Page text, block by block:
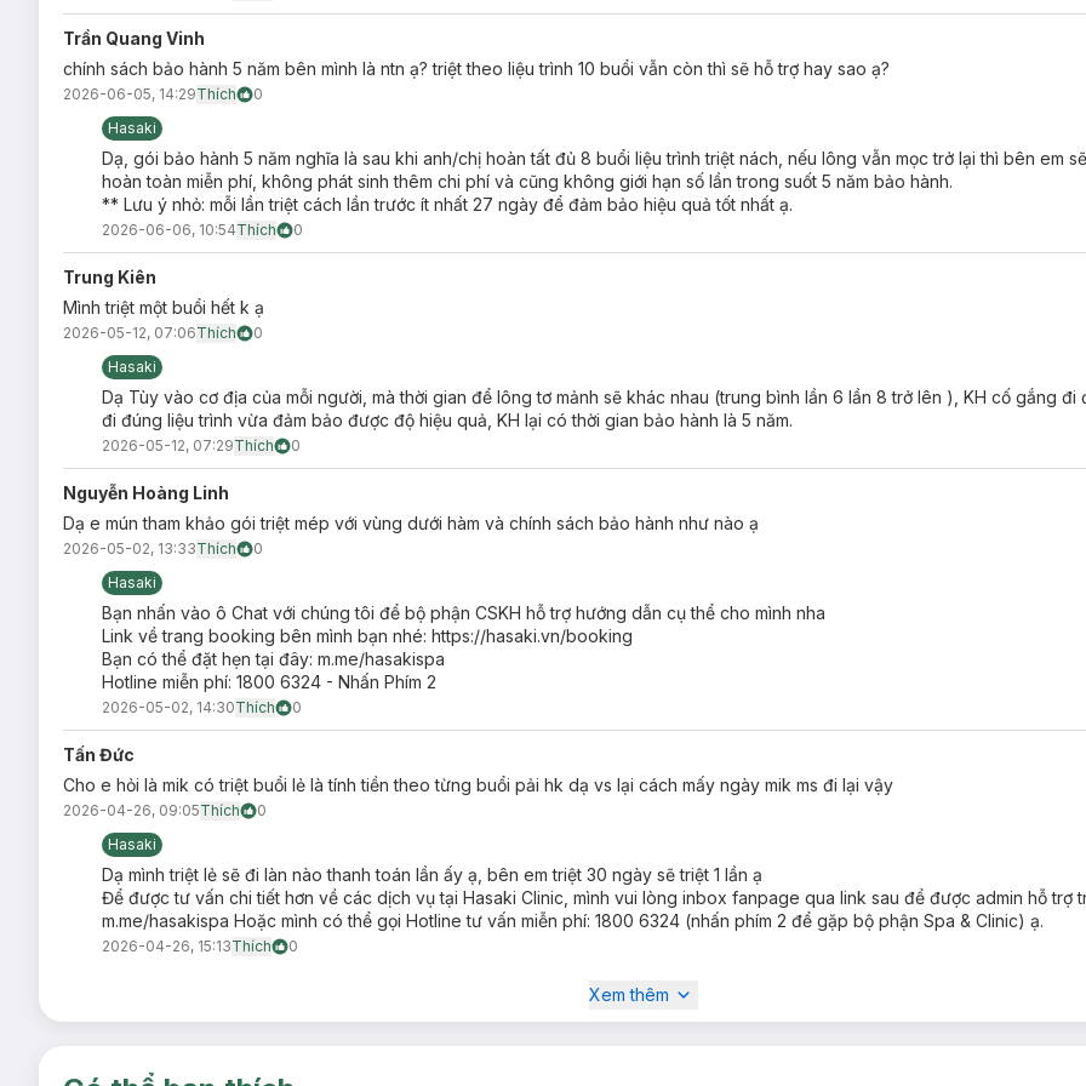
Những trường hợp được khuyên nên sử dụng dịch vụ Triệt Lông Diode Laser:
Những khách hàng nam có lông mọc nhiều ở các bộ phận trên cơ thể như: ria mép, cằm, râu quai nón, nách, cánh tay,
mỹ.
Đã sử dụng nhiều biện pháp loại bỏ lông như: wax, cạo, nhổ,... nhưng không mang lại hiệu quả và khiến nang lông trở nên
hơn.
Đấng mày râu muốn trở nên gọn gàng và chỉn chu hơn trong mắt người đối diện.
Công nghệ Diode Laser là gì?
Diode Laser là công nghệtriệt lônghiện đại và tiên tiến nhất hiện nay.Công nghệ này đã được tổ chức FDA Hoa Kỳ kiểm
dụng phổ biến trên thị trường. Quý khách hàng hoàn toàn có thể yên tâm về độ an toàn và hiệu quả của công nghệ này. Diode
chùm ánh sáng đơn sắc màu đỏ có bước sóng ổn định 808nm cho trị liệu triệt lông. Cùng với đó là công nghệ bán dẫn nhiệt lạnh,
Diode Laser phát ra ánh sáng dịu, không gây chói mắt, ánh sáng sẽ phát ra liên tục và đồng đều không ngắt quãng để đem lại hiệu
Về hiệu quả được chứng thực bởi rất nhiều chị em phụ nữ thìTriệt lông với Công Nghệ Diode Laser tại Hasaki Clinic
đầu tiên, bạn sẽ cảm nhận được lượng lông mọc lại giảm đi đáng kể và không bị cứng như khi nhổ hay cạo. Năng lượng của Diode
vào sâu bên trong các lớp da khiến chân lông bị triệt tiêu hoàn toàn.
Sau liệu trình triệt lông tại Hasaki Clinic, bạn sẽ thấy lỗ chân lông được se khít, không còn nang lông, độ đàn hồi của da cũng được
năng kích thích sản sinh collagen và elastin tự nhiên của Diode Laser. Nhờ vậy mà các mô liên kết trở nên chắc chắn hơn, giúp
Trần Quang Vinh
chính sách bảo hành 5 năm bên mình là ntn ạ? triệt theo liệu trình 10 buổi vẫn còn thì sẽ hỗ trợ hay sao ạ?
2026-06-05, 14:29Thích
0
Hasaki
Dạ, gói bảo hành 5 năm nghĩa là sau khi anh/chị hoàn tất đủ 8 buổi liệu trình triệt nách, nếu lông vẫn mọc trở lại thì bên em
hoàn toàn miễn phí, không phát sinh thêm chi phí và cũng không giới hạn số lần trong suốt 5 năm bảo hành.
** Lưu ý nhỏ: mỗi lần triệt cách lần trước ít nhất 27 ngày để đảm bảo hiệu quả tốt nhất ạ.
2026-06-06, 10:54Thích 0
Trung Kiên
Mình triệt một buổi hết k ạ
2026-05-12, 07:06Thích
0
Hasaki
Dạ Tùy vào cơ địa của mỗi người, mà thời gian để lông tơ mảnh sẽ khác nhau (trung bình lần 6 lần 8 trở lên ), KH cố gắng đi
đi đúng liệu trình vừa đảm bảo được độ hiệu quả, KH lại có thời gian bảo hành là 5 năm.
2026-05-12, 07:29Thích 0
Nguyễn Hoàng Linh
Dạ e mún tham khảo gói triệt mép với vùng dưới hàm và chính sách bảo hành như nào ạ
2026-05-02, 13:33Thích
0
Hasaki
Bạn nhấn vào ô Chat với chúng tôi để bộ phận CSKH hỗ trợ hướng dẫn cụ thể cho mình nha
Link về trang booking bên mình bạn nhé: https://hasaki.vn/booking
Bạn có thể đặt hẹn tại đây: m.me/hasakispa
Hotline miễn phí: 1800 6324 - Nhấn Phím 2
2026-05-02, 14:30Thích 0
Tấn Đức
Cho e hỏi là mik có triệt buổi lẻ là tính tiền theo từng buổi pải hk dạ vs lại cách mấy ngày mik ms đi lại vậy
2026-04-26, 09:05Thích
0
Hasaki
Dạ mình triệt lẻ sẽ đi làn nào thanh toán lần ấy ạ, bên em triệt 30 ngày sẽ triệt 1 lần ạ
Để được tư vấn chi tiết hơn về các dịch vụ tại Hasaki Clinic, mình vui lòng inbox fanpage qua link sau để được admin hỗ trợ
m.me/hasakispa Hoặc mình có thể gọi Hotline tư vấn miễn phí: 1800 6324 (nhấn phím 2 để gặp bộ phận Spa & Clinic) ạ.
2026-04-26, 15:13Thích 0
Xem thêm